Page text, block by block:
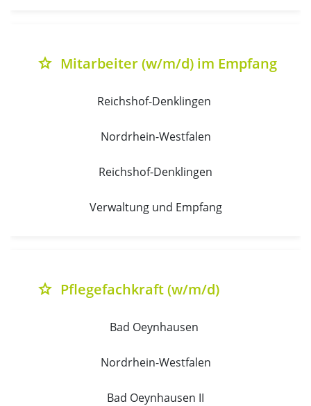
grade Mitarbeiter (w/m/d) im Empfang
Reichshof-Denklingen
Nordrhein-Westfalen
Reichshof-Denklingen
Verwaltung und Empfang
grade Pflegefachkraft (w/m/d)
Bad Oeynhausen
Nordrhein-Westfalen
Bad Oeynhausen II